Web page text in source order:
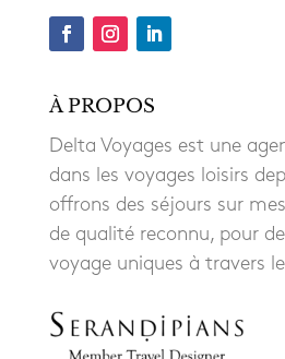
À PROPOS
Delta Voyages est une
dans les voyages loisirs
offrons des séjours sur
de qualité reconnu, pour
voyage uniques à travers